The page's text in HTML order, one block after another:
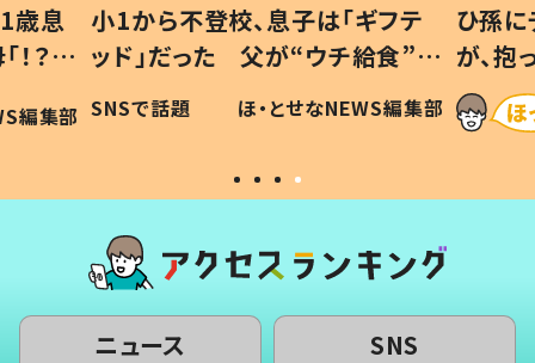
歳息
？」
編集部
小1から不登校、息子は「ギフテ
ッド」だった 父が“ウチ給食”を
作り続ける理由とは #令和の親
#令和の子
SNSで話題 ほ・とせなNEWS編集部
ひ孫
が、
「涙が
い」
ニュース SNS